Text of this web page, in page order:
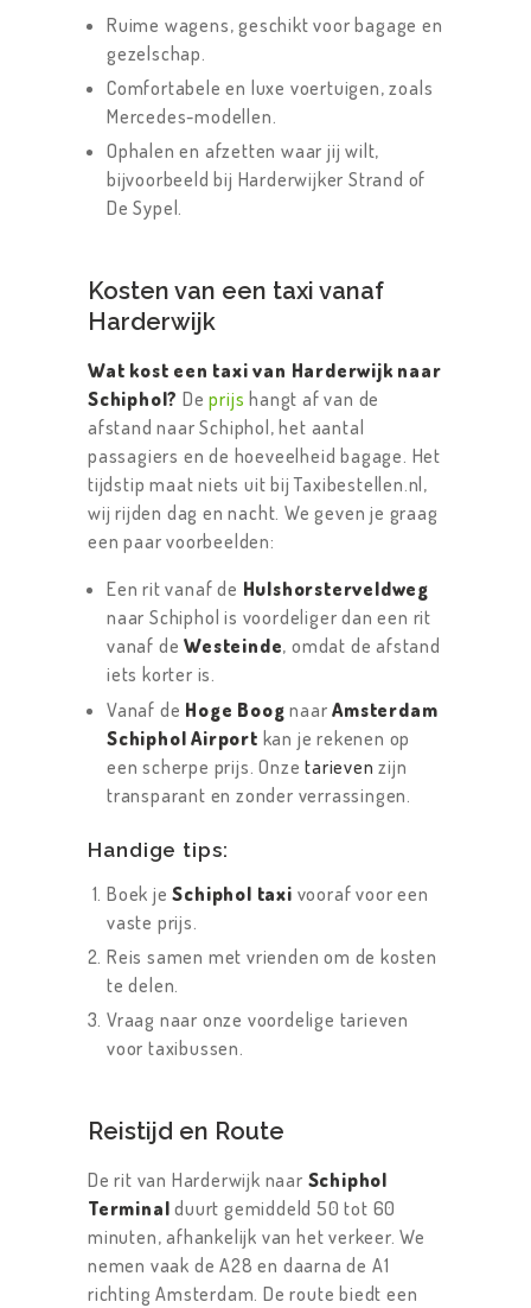
Ruime wagens, geschikt voor bagage en
gezelschap.
Comfortabele en luxe voertuigen, zoals
Mercedes-modellen.
Ophalen en afzetten waar jij wilt,
bijvoorbeeld bij Harderwijker Strand of
De Sypel.
Kosten van een taxi vanaf
Harderwijk
Wat kost een taxi van Harderwijk naar
Schiphol? Deprijs hangt af van de
afstand naar Schiphol, het aantal
passagiers en de hoeveelheid bagage. Het
tijdstip maat niets uit bij Taxibestellen.nl,
wij rijden dag en nacht. We geven je graag
een paar voorbeelden:
Een rit vanaf de Hulshorsterveldweg
naar Schiphol is voordeliger dan een rit
vanaf deWesteinde, omdat de afstand
iets korter is.
Vanaf de Hoge Boog naarAmsterdam
Schiphol Airport kan je rekenen op
een scherpe prijs. Onzetarieven zijn
transparant en zonder verrassingen.
Handige tips:
Boek jeSchiphol taxi vooraf voor een
vaste prijs.
Reis samen met vrienden om de kosten
te delen.
Vraag naar onze voordelige tarieven
voor taxibussen.
Reistijd en Route
De rit van Harderwijk naar Schiphol
Terminal duurt gemiddeld 50 tot 60
minuten, afhankelijk van het verkeer. We
nemen vaak de A28 en daarna de A1
richting Amsterdam. De route biedt een